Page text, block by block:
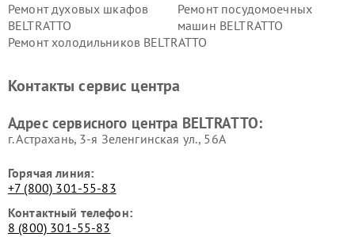
Ремонт духовых шкафов
BELTRATTO
Ремонт посудомоечных
машин BELTRATTO
Ремонт холодильников BELTRATTO
Контакты сервис центра
Адрес сервисного центра BELTRATTO:
г. Астрахань, 3-я Зеленгинская ул., 56А
Горячая линия:
+7 (800) 301-55-83
Контактный телефон:
8 (800) 301-55-83